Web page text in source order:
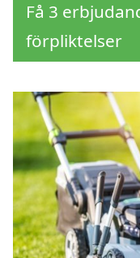
Få 3
förpliktelser